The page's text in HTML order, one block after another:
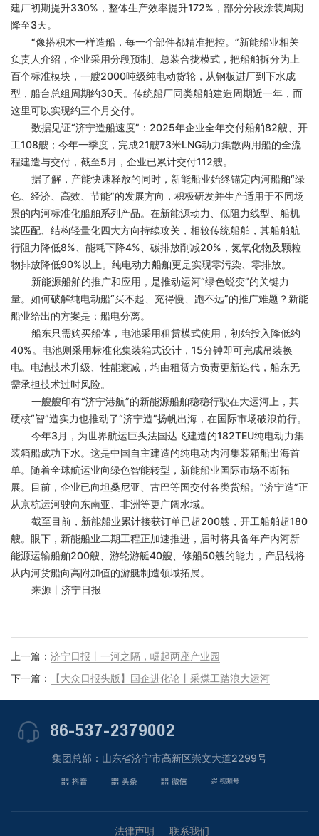
建厂初期提升330%，整体生产效率提升172%，部分分段涂装周期
降至3天。
“像搭积木一样造船，每一个部件都精准把控。”新能船业相关
负责人介绍，企业采用分段预制、总装合拢模式，把船舶拆分为上
百个标准模块，一艘2000吨级纯电动货轮，从钢板进厂到下水成
型，船台总组周期约30天。传统船厂同类船舶建造周期近一年，而
这里可以实现约三个月交付。
数据见证“济宁造船速度”：2025年企业全年交付船舶82艘、开
工108艘；今年一季度，完成21艘73米LNG动力集散两用船的全流
程建造与交付，截至5月，企业已累计交付112艘。
据了解，产能快速释放的同时，新能船业始终锚定内河船舶“绿
色、经济、高效、节能”的发展方向，积极研发并生产适用于不同场
景的内河标准化船舶系列产品。在新能源动力、低阻力线型、船机
桨匹配、结构轻量化四大方向持续攻关，相较传统船舶，其船舶航
行阻力降低8%、能耗下降4%、碳排放削减20%，氮氧化物及颗粒
物排放降低90%以上。纯电动力船舶更是实现零污染、零排放。
新能源船舶的推广和应用，是推动运河“绿色蜕变”的关键力
量。如何破解纯电动船“买不起、充得慢、跑不远”的推广难题？新能
船业给出的方案是：船电分离。
船东只需购买船体，电池采用租赁模式使用，初始投入降低约
40%。电池则采用标准化集装箱式设计，15分钟即可完成吊装换
电。电池技术升级、性能衰减，均由租赁方负责更新迭代，船东无
需承担技术过时风险。
一艘艘印有“济宁港航”的新能源船舶稳稳行驶在大运河上，其
硬核“智”造实力也推动了“济宁造”扬帆出海，在国际市场破浪前行。
今年3月，为世界航运巨头法国达飞建造的182TEU纯电动力集
装箱船成功下水。这是中国自主建造的纯电动内河集装箱船出海首
单。随着全球航运业向绿色智能转型，新能船业国际市场不断拓
展。目前，企业已向坦桑尼亚、古巴等国交付各类货船。“济宁造”正
从京杭运河驶向东南亚、非洲等更广阔水域。
截至目前，新能船业累计接获订单已超200艘，开工船舶超180
艘。眼下，新能船业二期工程正加速推进，届时将具备年产内河新
能源运输船舶200艘、游轮游艇40艘、修船50艘的能力，产品线将
从内河货船向高附加值的游艇制造领域拓展。
来源丨济宁日报
上一篇： 济宁日报丨一河之隔，崛起两座产业园
下一篇：
【大众日报头版】国企进化论丨采煤工踏浪大运河
86-537-2379002
集团总部：山东省济宁市高新区崇文大道2299号
法律声明 联系我们